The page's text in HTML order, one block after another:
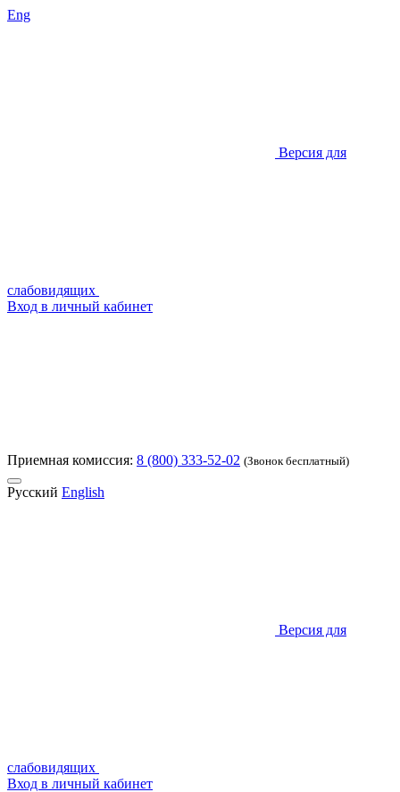
Eng
Версия для
слабовидящих
Вход в личный кабинет
Приемная комиссия: 8 (800) 333-52-02 (Звонок бесплатный)
Русский English
Версия для
слабовидящих
Вход в личный кабинет